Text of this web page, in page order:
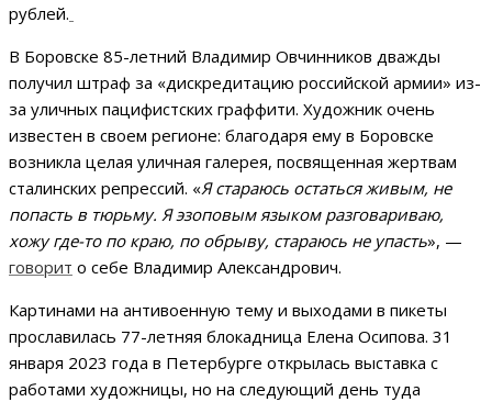
рублей.
В Боровске 85-летний Владимир Овчинников дважды
получил штраф за «дискредитацию российской армии» из-
за уличных пацифистских граффити. Художник очень
известен в своем регионе: благодаря ему в Боровске
возникла целая уличная галерея, посвященная жертвам
сталинских репрессий. «Я стараюсь остаться живым, не
попасть в тюрьму. Я эзоповым языком разговариваю,
хожу где-то по краю, по обрыву, стараюсь не упасть», —
говорит о себе Владимир Александрович.
Картинами на антивоенную тему и выходами в пикеты
прославилась 77-летняя блокадница Елена Осипова. 31
января 2023 года в Петербурге открылась выставка с
работами художницы, но на следующий день туда